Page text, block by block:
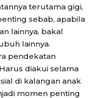
terutama gigi,
sebab, apabila
lainnya, bakal
lainnya.
pendekatan
diakui selama
di kalangan anak
momen penting